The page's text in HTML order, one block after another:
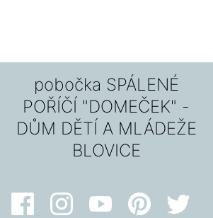
pobočka SPÁLENÉ
POŘÍČÍ "DOMEČEK" -
DŮM DĚTÍ A MLÁDEŽE
BLOVICE